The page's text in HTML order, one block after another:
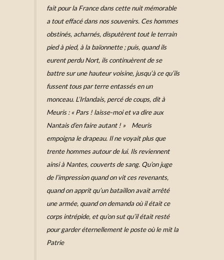
fait pour la France dans cette nuit mémorable
a tout effacé dans nos souvenirs. Ces hommes
obstinés, acharnés, disputèrent tout le terrain
pied à pied, à la baïonnette ; puis, quand ils
eurent perdu Nort, ils continuèrent de se
battre sur une hauteur voisine, jusqu’à ce qu’ils
fussent tous par terre entassés en un
monceau. L’Irlandais, percé de coups, dit à
Meuris : « Pars ! laisse-moi et va dire aux
Nantais d’en faire autant ! » Meuris
empoigna le drapeau. Il ne voyait plus que
trente hommes autour de lui. Ils reviennent
ainsi à Nantes, couverts de sang. Qu’on juge
de l’impression quand on vit ces revenants,
quand on apprit qu’un bataillon avait arrêté
une armée, quand on demanda où il était ce
corps intrépide, et qu’on sut qu’il était resté
pour garder éternellement le poste où le mit la
Patrie